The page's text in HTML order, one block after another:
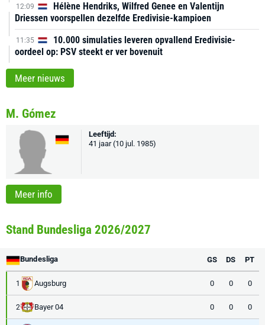
12:09
Hélène Hendriks, Wilfred Genee en Valentijn
Driessen voorspellen dezelfde Eredivisie-kampioen
11:35
10.000 simulaties leveren opvallend Eredivisie-
oordeel op: PSV steekt er ver bovenuit
Meer nieuws
M. Gómez
Leeftijd:
41 jaar (10 jul. 1985)
Meer info
Stand Bundesliga 2026/2027
Bundesliga GS DS PT
1 Augsburg 0 0 0
2 Bayer 04 0 0 0